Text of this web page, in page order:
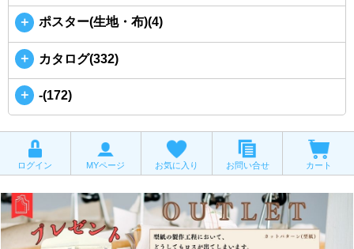
＋ ポスター(生地・布)(4)
＋ カタログ(332)
＋ -(172)
ログイン MYページ お気に入り お問い合せ カート